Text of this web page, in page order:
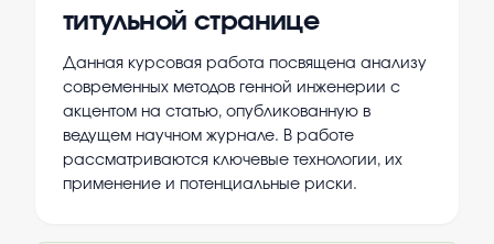
титульной странице
Данная курсовая работа посвящена анализу
современных методов генной инженерии с
акцентом на статью, опубликованную в
ведущем научном журнале. В работе
рассматриваются ключевые технологии, их
применение и потенциальные риски.